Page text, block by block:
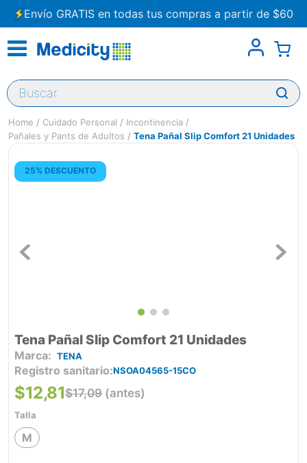
Envío GRATIS en todas tus compras a partir de $60
Buscar
Cuidado Personal
Incontinencia
Pañales y Pants de Adultos
Tena Pañal Slip Comfort 21 Unidades
25% DESCUENTO
Tena Pañal Slip Comfort 21 Unidades
TENA
Registro sanitario NSOA04565-15CO
$17,09 (antes)
$12,81
Talla
M